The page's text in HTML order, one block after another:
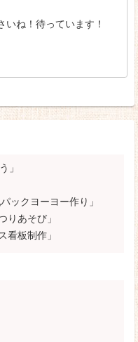
いね！待っています！
」
ックヨーヨー作り」
りあそび」
看板制作」